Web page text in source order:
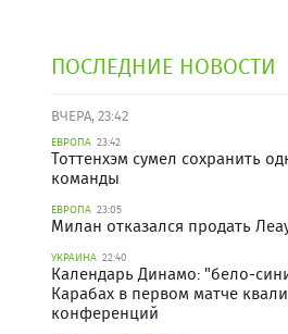
ПОСЛЕДНИЕ НОВОСТИ
ВЧЕРА, 23:42
ЕВРОПА 23:42
Тоттенхэм сумел сохранить
команды
ЕВРОПА 23:05
Милан отказался продать
УКРАИНА 22:40
Календарь Динамо: "бело-
Карабах в первом матче
конференций